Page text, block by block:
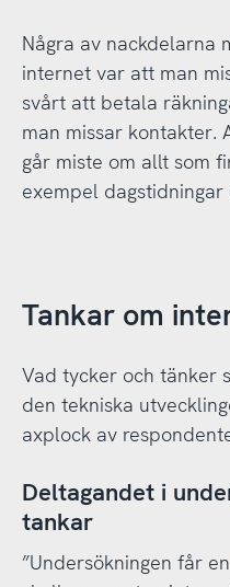
Några av nackdelarna
internet var att man
svårt att betala
man missar kontakter.
går miste om allt som
exempel dagstidningar
Tankar om
Vad tycker och tänker
den tekniska
axplock av
Deltagandet i
tankar
”Undersökningen får